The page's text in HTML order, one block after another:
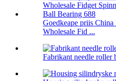
Goedkeape priis
Wholesale Fid ...
Fabrikant needle roller